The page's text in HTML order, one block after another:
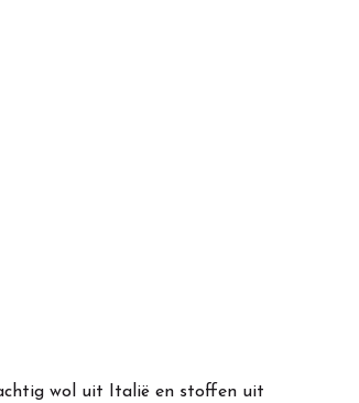
wol uit Italië en stoffen uit